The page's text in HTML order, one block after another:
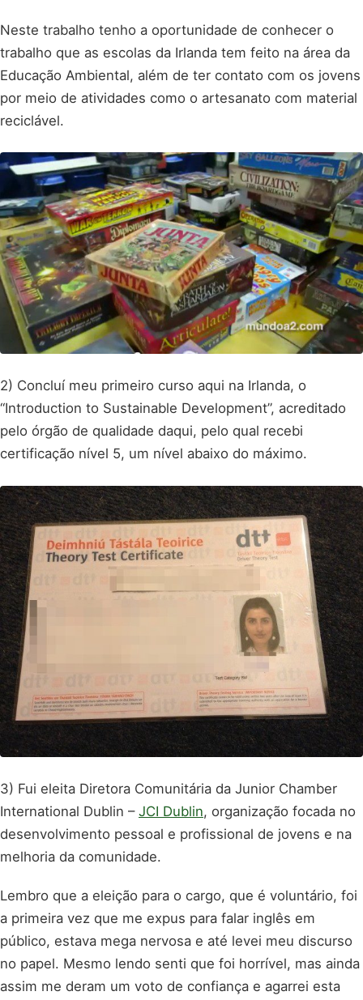
Neste trabalho tenho a oportunidade de conhecer o
trabalho que as escolas da Irlanda tem feito na área da
Educação Ambiental, além de ter contato com os jovens
por meio de atividades como o artesanato com material
reciclável.
2) Concluí meu primeiro curso aqui na Irlanda, o
“Introduction to Sustainable Development”, acreditado
pelo órgão de qualidade daqui, pelo qual recebi
certificação nível 5, um nível abaixo do máximo.
3) Fui eleita Diretora Comunitária da Junior Chamber
International Dublin – JCI Dublin, organização focada no
desenvolvimento pessoal e profissional de jovens e na
melhoria da comunidade.
Lembro que a eleição para o cargo, que é voluntário, foi
a primeira vez que me expus para falar inglês em
público, estava mega nervosa e até levei meu discurso
no papel. Mesmo lendo senti que foi horrível, mas ainda
assim me deram um voto de confiança e agarrei esta